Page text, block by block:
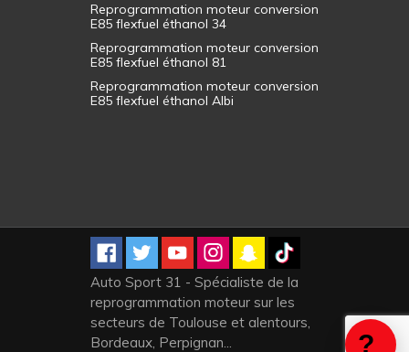
Reprogrammation moteur conversion
E85 flexfuel éthanol 34
Reprogrammation moteur conversion
E85 flexfuel éthanol 81
Reprogrammation moteur conversion
E85 flexfuel éthanol Albi
Auto Sport 31 - Spécialiste de la
reprogrammation moteur sur les
secteurs de Toulouse et alentours,
Bordeaux, Perpignan...